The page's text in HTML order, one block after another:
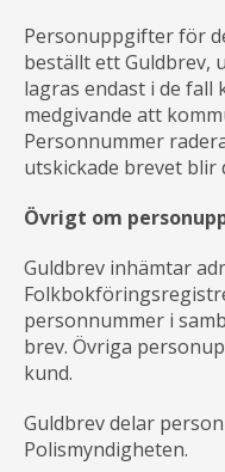
Personuppgifter för
beställt ett Guldbrev,
lagras endast i de fall
medgivande att
Personnummer
utskickade brevet
Övrigt om
Guldbrev inhämtar
personnummer i
brev. Övriga
kund.
Guldbrev delar
Polismyndigheten.